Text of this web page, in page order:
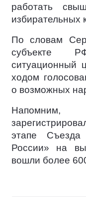
работать
избирательных
По словам
субъекте
ситуационный
ходом
о возможных
Напомним,
этапе
России» на
вошли более